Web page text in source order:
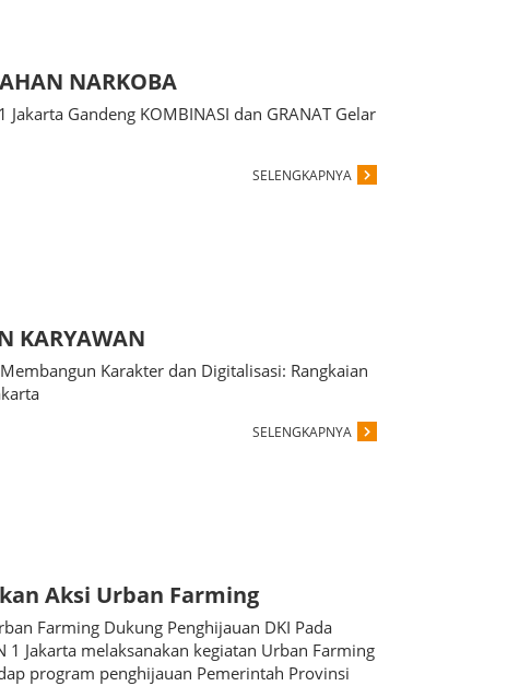
NARKOBA
Gandeng KOMBINASI dan GRANAT Gelar
SELENGKAPNYA
KARYAWAN
Karakter dan Digitalisasi: Rangkaian
SELENGKAPNYA
Aksi Urban Farming
Farming Dukung Penghijauan DKI Pada
1 Jakarta melaksanakan kegiatan Urban Farming
program penghijauan Pemerintah Provinsi